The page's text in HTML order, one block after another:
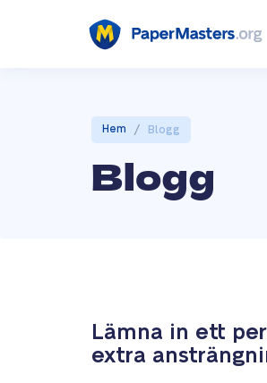
Hem / Blogg
Blogg
Lämna in ett
extra